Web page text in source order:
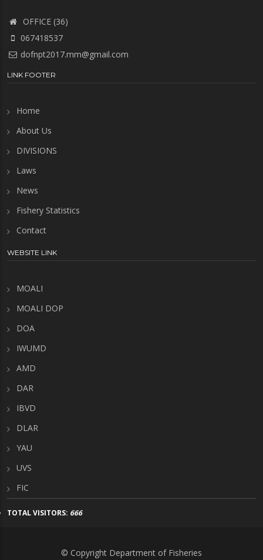
OFFICE (36)
067418537
dofnpt2017.mm@gmail.com
LINK FOOTER
Home
About Us
DIVISIONS
Laws
News
Fishery Statistics
Contact
WEBSITE LINK
MOALI
MOALI DOP
DOA
IWUMD
AMD
DAR
IBVD
DLAR
YAU
UVS
FIC
TOTAL VISITORS: 666
© Copyright Department of Fisheries